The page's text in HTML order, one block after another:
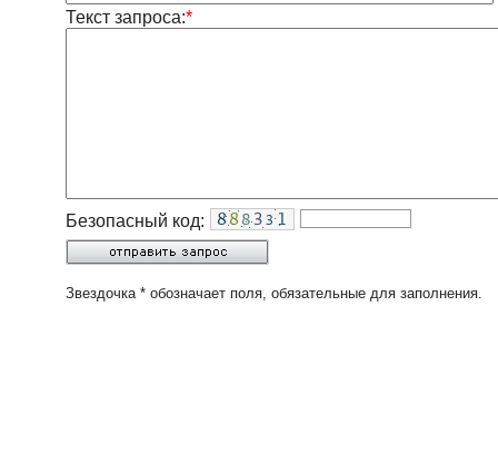
Текст запроса:*
Безопасный код:
Звездочка * обозначает поля, обязательные для заполнения.